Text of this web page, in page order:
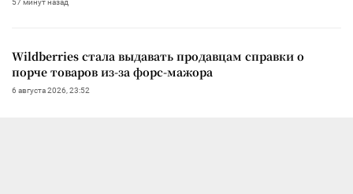
Wildberries стала выдавать продавцам справки о
порче товаров из-за форс-мажора
6 августа 2026, 23:52